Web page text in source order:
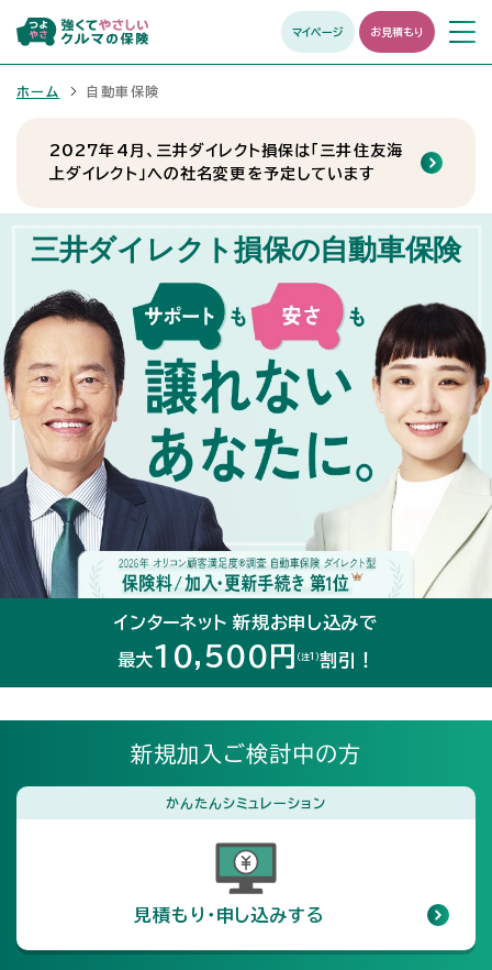
マイページ お見積もり
メニュ
開く
ホーム 自動車保険
2027年4月、三井ダイレクト損保は「三井住友海
上ダイレクト」への社名変更を予定しています
三井ダイレクト損保の自動車保険
インターネット 新規お申し込みで
最大10,500円 （注1）割引！
新規加入ご検討中の方
かんたんシミュレーション
見積もり・申し込みする